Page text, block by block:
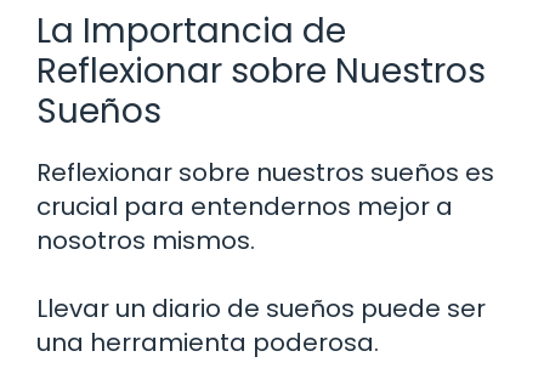
La Importancia de
Reflexionar sobre Nuestros
Sueños
Reflexionar sobre nuestros sueños es
crucial para entendernos mejor a
nosotros mismos.
Llevar un diario de sueños puede ser
una herramienta poderosa.